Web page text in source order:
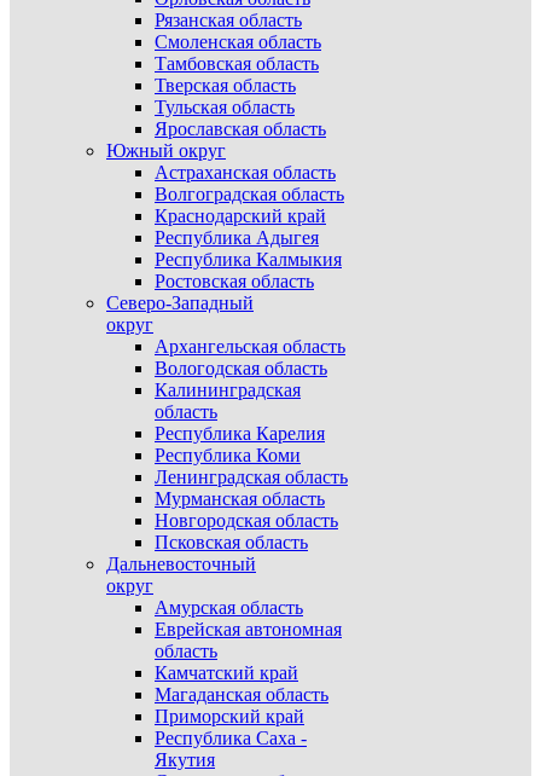
Рязанская область
Смоленская область
Тамбовская область
Тверская область
Тульская область
Ярославская область
Южный округ
Астраханская область
Волгоградская область
Краснодарский край
Республика Адыгея
Республика Калмыкия
Ростовская область
Северо-Западный
округ
Архангельская область
Вологодская область
Калининградская
область
Республика Карелия
Республика Коми
Ленинградская область
Мурманская область
Новгородская область
Псковская область
Дальневосточный
округ
Амурская область
Еврейская автономная
область
Камчатский край
Магаданская область
Приморский край
Республика Саха -
Якутия